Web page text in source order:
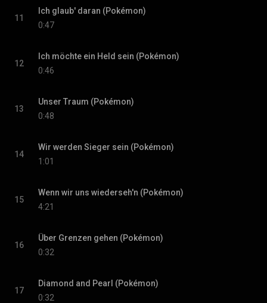
11
Ich glaub' daran (Pokémon)
0:47
12
Ich möchte ein Held sein (Pokémon)
0:46
13
Unser Traum (Pokémon)
0:48
14
Wir werden Sieger sein (Pokémon)
1:01
15
Wenn wir uns wiederseh'n (Pokémon)
4:21
16
Über Grenzen gehen (Pokémon)
0:32
17
Diamond and Pearl (Pokémon)
0:32